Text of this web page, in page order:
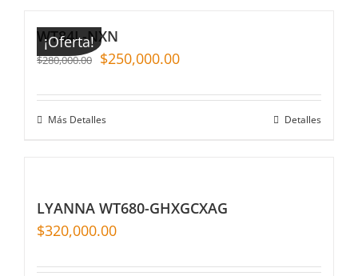
¡Oferta!
WT84L-NXN
$280,000.00 $250,000.00
Más Detalles Detalles
LYANNA WT680-GHXGCXAG
$320,000.00